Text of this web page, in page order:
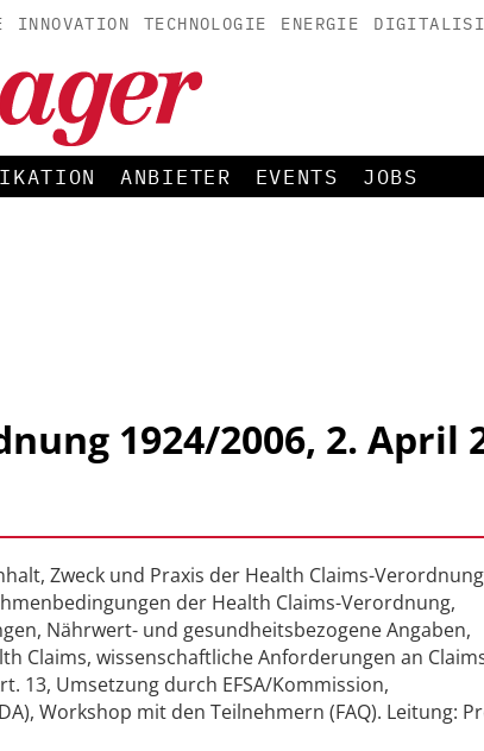
INNOVATION TECHNOLOGIE ENERGIE
ANBIETER EVENTS JOBS
1924/2006, 2. April
Zweck und Praxis der Health Claims-Verordnung
der Health Claims-Verordnung,
Nährwert- und gesundheitsbezogene Angaben,
Claims, wissenschaftliche Anforderungen an
13, Umsetzung durch EFSA/Kommission,
Workshop mit den Teilnehmern (FAQ). Leitung: